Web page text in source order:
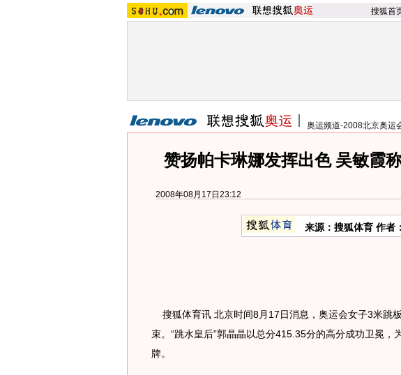
搜狐首
奥运频道-2008北京奥运
赞扬帕卡琳娜发挥出色 吴敏霞
2008年08月17日23:12
来源：搜狐体育 作者
搜狐体育讯 北京时间8月17日消息，奥运会女子3米跳板
束。“跳水皇后”郭晶晶以总分415.35分的高分成功卫冕，
牌。